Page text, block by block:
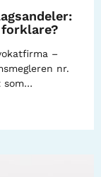
–
nr.
som…